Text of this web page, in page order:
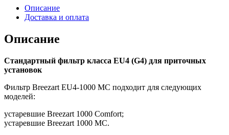
Описание
Доставка и оплата
Описание
Стандартный фильтр класса EU4 (G4) для приточных
установок
Фильтр Breezart EU4-1000 MC подходит для следующих
моделей:
устаревшие Breezart 1000 Comfort;
устаревшие Breezart 1000 MC.